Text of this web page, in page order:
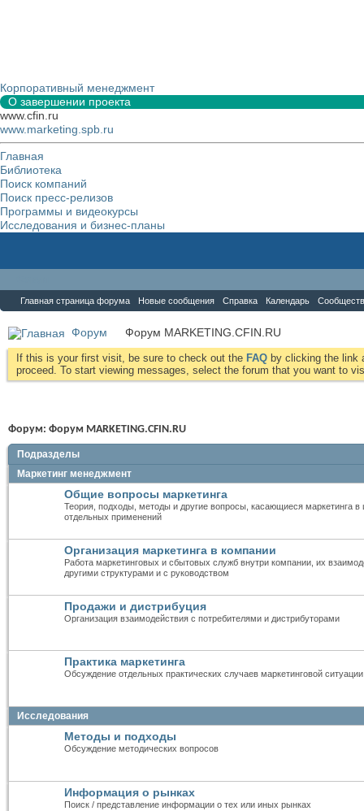
Корпоративный менеджмент
О завершении проекта
www.cfin.ru
www.marketing.spb.ru
Главная
Библиотека
Поиск компаний
Поиск пресс-релизов
Программы и видеокурсы
Исследования и бизнес-планы
Главная страница форума Новые сообщения Справка Календарь
Форум Форум MARKETING.CFIN.RU
If this is your first visit, be sure to check out the FAQ by clicking the link
proceed. To start viewing messages, select the forum that you want to
Форум: Форум MARKETING.CFIN.RU
Подразделы
Маркетинг менеджмент
Общие вопросы маркетинга
Теория, подходы, методы и другие вопросы, касающиеся маркетинга в
отдельных применений
Организация маркетинга в компании
Работа маркетинговых и сбытовых служб внутри компании, их
другими структурами и с руководством
Продажи и дистрибуция
Организация взаимодействия с потребителями и дистрибуторами
Практика маркетинга
Обсуждение отдельных практических случаев маркетинговой ситуации
Исследования
Методы и подходы
Обсуждение методических вопросов
Информация о рынках
Поиск / представление информации о тех или иных рынках